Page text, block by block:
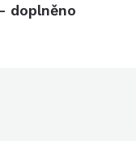
doplněno